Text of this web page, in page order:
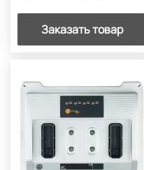
Заказать товар